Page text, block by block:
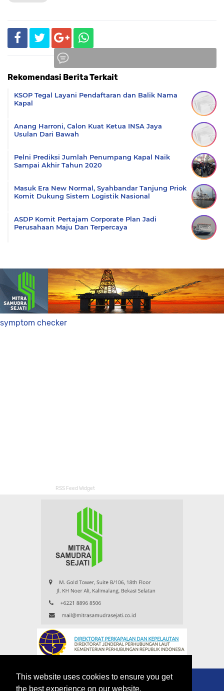
This website uses cookies to ensure you get
the best experience on our website.
Rekomendasi Berita Terkait
KSOP Tegal Layani Pendaftaran dan Balik Nama
Kapal
Anang Harroni, Calon Kuat Ketua INSA Jaya
Usulan Dari Bawah
Pelni Prediksi Jumlah Penumpang Kapal Naik
Sampai Akhir Tahun 2020
Masuk Era New Normal, Syahbandar Tanjung Priok
Komit Dukung Sistem Logistik Nasional
ASDP Komit Pertajam Corporate Plan Jadi
Perusahaan Maju Dan Terpercaya
symptom checker
RSS Feed Widget